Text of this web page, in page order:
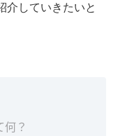
介していきたいと
？